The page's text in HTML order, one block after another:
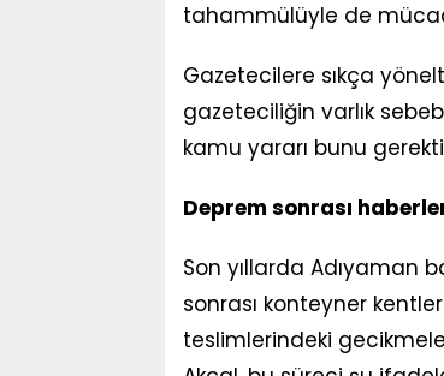
tahammülüyle de
Gazetecilere sıkça
gazeteciliğin varlık
kamu yararı bunu
Deprem sonrası
Son yıllarda Adıyaman
sonrası konteyner
teslimlerindeki